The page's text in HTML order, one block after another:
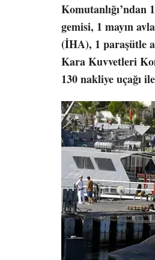
gemisi, 1 mayın
(İHA), 1 paraşütle
Kara Kuvvetleri
130 nakliye uçağı